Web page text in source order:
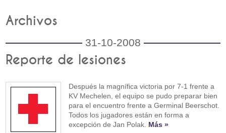
Archivos
31-10-2008
Reporte de lesiones
Después la magnífica victoria por 7-1 frente a
KV Mechelen, el equipo se pudo preparar bien
para el encuentro frente a Germinal Beerschot.
Todos los jugadores están en forma a
excepción de Jan Polak. Más »